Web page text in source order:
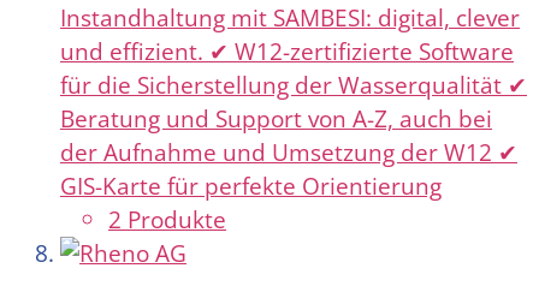
Instandhaltung mit SAMBESI: digital, clever
und effizient. ✔ W12-zertifizierte Software
für die Sicherstellung der Wasserqualität ✔
Beratung und Support von A-Z, auch bei
der Aufnahme und Umsetzung der W12 ✔
GIS-Karte für perfekte Orientierung
2 Produkte